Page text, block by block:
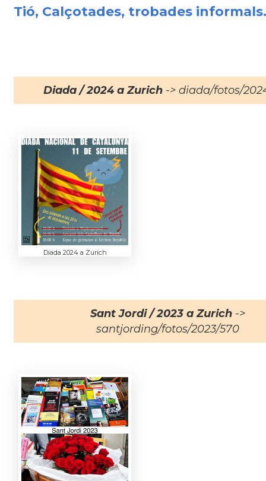
Tió, Calçotades, trobades
Diada / 2024 a Zurich-> diada/fotos/
Diada 2024 a Zurich
Sant Jordi / 2023 a Zurich->
santjording/fotos/2023/570